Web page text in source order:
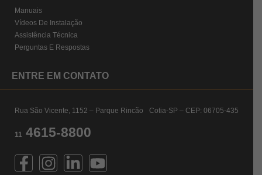
Manuais
Vídeos De Instalação
Assistência Técnica
Perguntas E Respostas
ENTRE EM CONTATO
Rua São Vicente, 1152 – Parque Rincão Cotia-SP – CEP: 06705-435
11 4615-8800